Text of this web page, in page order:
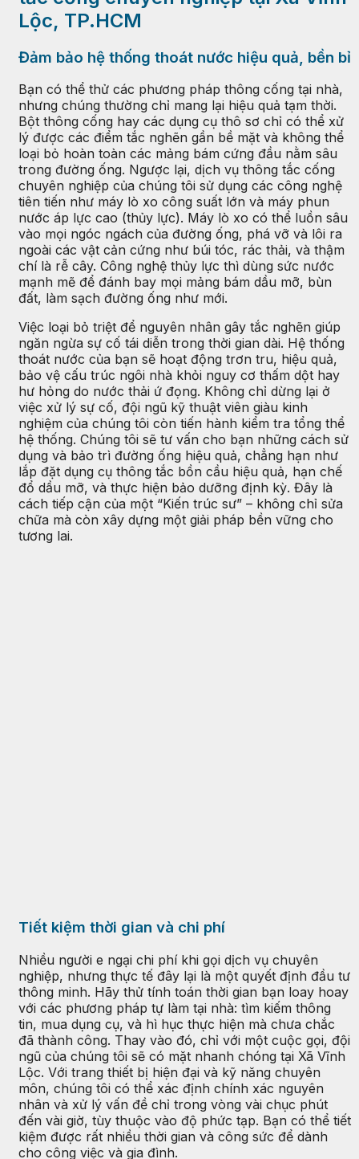
Lộc, TP.HCM
Đảm bảo hệ thống thoát nước hiệu quả, bền bỉ
Bạn có thể thử các phương pháp thông cống tại nhà,
nhưng chúng thường chỉ mang lại hiệu quả tạm thời.
Bột thông cống hay các dụng cụ thô sơ chỉ có thể xử
lý được các điểm tắc nghẽn gần bề mặt và không thể
loại bỏ hoàn toàn các mảng bám cứng đầu nằm sâu
trong đường ống. Ngược lại, dịch vụ thông tắc cống
chuyên nghiệp của chúng tôi sử dụng các công nghệ
tiên tiến như máy lò xo công suất lớn và máy phun
nước áp lực cao (thủy lực). Máy lò xo có thể luồn sâu
vào mọi ngóc ngách của đường ống, phá vỡ và lôi ra
ngoài các vật cản cứng như búi tóc, rác thải, và thậm
chí là rễ cây. Công nghệ thủy lực thì dùng sức nước
mạnh mẽ để đánh bay mọi mảng bám dầu mỡ, bùn
đất, làm sạch đường ống như mới.
Việc loại bỏ triệt để nguyên nhân gây tắc nghẽn giúp
ngăn ngừa sự cố tái diễn trong thời gian dài. Hệ thống
thoát nước của bạn sẽ hoạt động trơn tru, hiệu quả,
bảo vệ cấu trúc ngôi nhà khỏi nguy cơ thấm dột hay
hư hỏng do nước thải ứ đọng. Không chỉ dừng lại ở
việc xử lý sự cố, đội ngũ kỹ thuật viên giàu kinh
nghiệm của chúng tôi còn tiến hành kiểm tra tổng thể
hệ thống. Chúng tôi sẽ tư vấn cho bạn những cách sử
dụng và bảo trì đường ống hiệu quả, chẳng hạn như
lắp đặt dụng cụ thông tắc bồn cầu hiệu quả, hạn chế
đổ dầu mỡ, và thực hiện bảo dưỡng định kỳ. Đây là
cách tiếp cận của một “Kiến trúc sư” – không chỉ sửa
chữa mà còn xây dựng một giải pháp bền vững cho
tương lai.
Tiết kiệm thời gian và chi phí
Nhiều người e ngại chi phí khi gọi dịch vụ chuyên
nghiệp, nhưng thực tế đây lại là một quyết định đầu tư
thông minh. Hãy thử tính toán thời gian bạn loay hoay
với các phương pháp tự làm tại nhà: tìm kiếm thông
tin, mua dụng cụ, và hì hục thực hiện mà chưa chắc
đã thành công. Thay vào đó, chỉ với một cuộc gọi, đội
ngũ của chúng tôi sẽ có mặt nhanh chóng tại Xã Vĩnh
Lộc. Với trang thiết bị hiện đại và kỹ năng chuyên
môn, chúng tôi có thể xác định chính xác nguyên
nhân và xử lý vấn đề chỉ trong vòng vài chục phút
đến vài giờ, tùy thuộc vào độ phức tạp. Bạn có thể tiết
kiệm được rất nhiều thời gian và công sức để dành
cho công việc và gia đình.